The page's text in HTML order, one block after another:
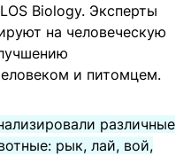
Biology. Эксперты
на человеческую
и питомцем.
различные
рык, лай, вой,